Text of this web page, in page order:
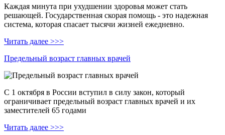
Каждая минута при ухудшении здоровья может стать
решающей. Государственная скорая помощь - это надежная
система, которая спасает тысячи жизней ежедневно.
Читать далее >>>
Предельный возраст главных врачей
С 1 октября в России вступил в силу закон, который
ограничивает предельный возраст главных врачей и их
заместителей 65 годами
Читать далее >>>